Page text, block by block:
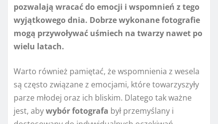
pozwalają wracać do emocji i wspomnień z tego
wyjątkowego dnia. Dobrze wykonane fotografie
mogą przywoływać uśmiech na twarzy nawet po
wielu latach.
Warto również pamiętać, że wspomnienia z wesela
są często związane z emocjami, które towarzyszyły
parze młodej oraz ich bliskim. Dlatego tak ważne
jest, abywybór fotografa był przemyślany i